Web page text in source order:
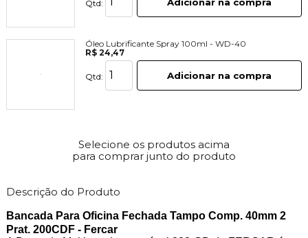
Qtd:
Óleo Lubrificante Spray 100ml - WD-40
R$ 24,47
Qtd: Adicionar na compra
Selecione os produtos acima
para comprar junto do produto
Descrição do Produto
Bancada Para Oficina Fechada Tampo Comp. 40mm 2
Prat. 200CDF - Fercar